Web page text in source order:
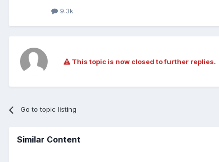
9.3k
This topic is now closed to further replies.
Go to topic listing
Similar Content